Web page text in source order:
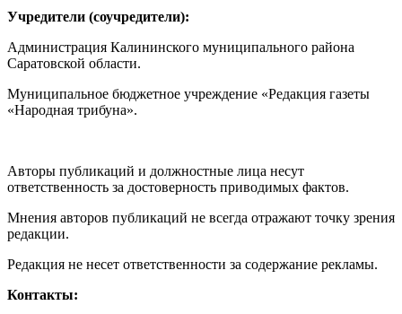
Учредители (соучредители):
Администрация Калининского муниципального района
Саратовской области.
Муниципальное бюджетное учреждение «Редакция газеты
«Народная трибуна».
Авторы публикаций и должностные лица несут
ответственность за достоверность приводимых фактов.
Мнения авторов публикаций не всегда отражают точку зрения
редакции.
Редакция не несет ответственности за содержание рекламы.
Контакты: